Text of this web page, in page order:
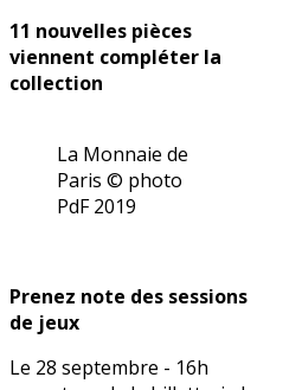
11 nouvelles pièces
viennent compléter la
collection
La Monnaie de
Paris © photo
PdF 2019
Prenez note des sessions
de jeux
Le 28 septembre - 16h